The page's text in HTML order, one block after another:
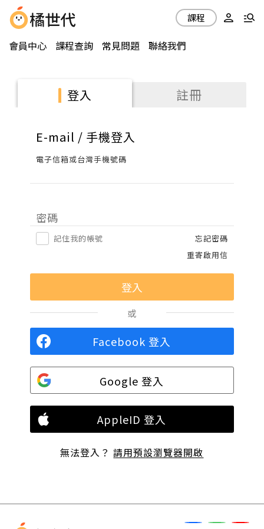
會員中心 課程查詢 常見問題 聯絡我們
課程
登入 註冊
E-mail / 手機登入
電子信箱或台灣手機號碼
密碼
記住我的帳號
忘記密碼
重寄啟用信
或
Facebook 登入
Google 登入
AppleID 登入
無法登入？請用預設瀏覽器開啟